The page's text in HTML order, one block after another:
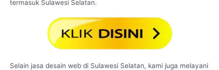
termasuk Sulawesi Selatan.
Selain jasa desain web di Sulawesi Selatan, kami juga melayani